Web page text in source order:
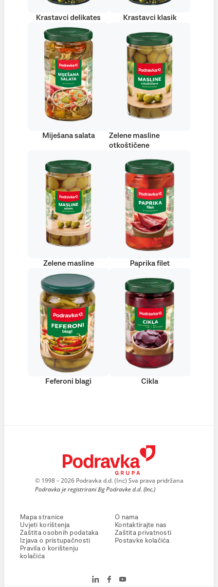
Krastavci delikates Krastavci klasik
Miješana salata
Zelene masline
otkoštičene
Zelene masline Paprika filet
Feferoni blagi Cikla
© 1998 – 2026 Podravka d.d. (Inc) Sva prava pridržana
Podravka je registrirani žig Podravke d.d. (Inc.)
Mapa stranice
Uvjeti korištenja
Zaštita osobnih podataka
Izjava o pristupačnosti
Pravila o korištenju
kolačića
O nama
Kontaktirajte nas
Zaštita privatnosti
Postavke kolačića